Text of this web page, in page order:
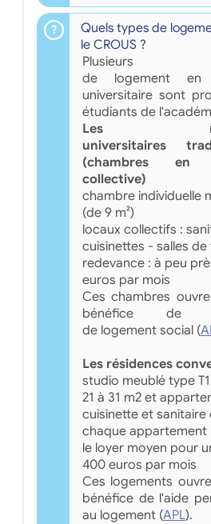
Quels types de
le CROUS ?
Plusieurs
de logement en
universitaire sont
étudiants de
Les
universitaires
(chambres en
collective)
chambre individuelle
(de 9 m²)
locaux collectifs :
cuisinettes - salles de
redevance : à peu
euros par mois
Ces chambres
bénéfice de
de logement social (
Les résidences
studio meublé type
21 à 31 m2 et
cuisinette et sanitaire
chaque appartement
le loyer moyen pour
400 euros par mois
Ces logements
bénéfice de l'aide
au logement (APL).